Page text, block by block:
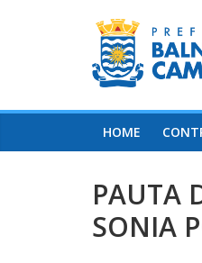
HOME
PAUTA
SONIA